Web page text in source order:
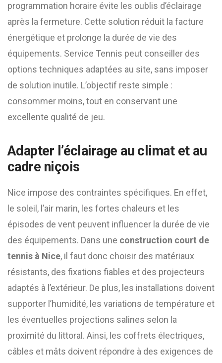
programmation horaire évite les oublis d’éclairage
après la fermeture. Cette solution réduit la facture
énergétique et prolonge la durée de vie des
équipements. Service Tennis peut conseiller des
options techniques adaptées au site, sans imposer
de solution inutile. L’objectif reste simple :
consommer moins, tout en conservant une
excellente qualité de jeu.
Adapter l’éclairage au climat et au
cadre niçois
Nice impose des contraintes spécifiques. En effet,
le soleil, l’air marin, les fortes chaleurs et les
épisodes de vent peuvent influencer la durée de vie
des équipements. Dans une construction court de
tennis à Nice, il faut donc choisir des matériaux
résistants, des fixations fiables et des projecteurs
adaptés à l’extérieur. De plus, les installations doivent
supporter l’humidité, les variations de température et
les éventuelles projections salines selon la
proximité du littoral. Ainsi, les coffrets électriques,
câbles et mâts doivent répondre à des exigences de